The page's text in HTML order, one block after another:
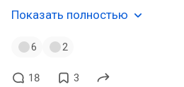
Показать полностью
6 2
18 3